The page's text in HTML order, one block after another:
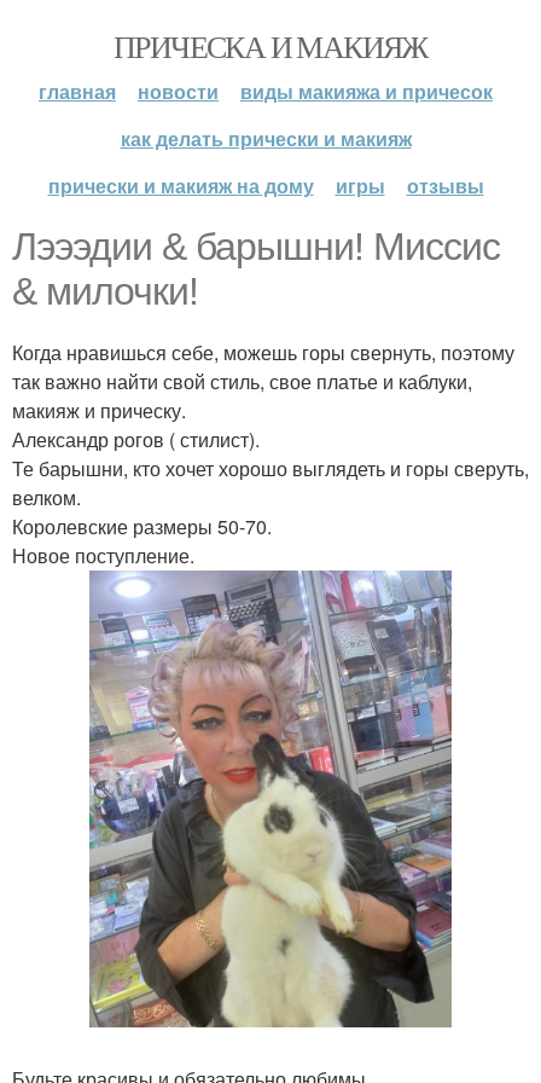
ПРИЧЕСКА И МАКИЯЖ
главная новости
виды макияжа и причесок
как делать прически и макияж
прически и макияж на дому
игры отзывы
Лэээдии & барышни! Миссис
& милочки!
Когда нравишься себе, можешь горы свернуть, поэтому
так важно найти свой стиль, свое платье и каблуки,
макияж и прическу.
Александр рогов ( стилист).
Те барышни, кто хочет хорошо выглядеть и горы сверуть,
велком.
Королевские размеры 50-70.
Новое поступление.